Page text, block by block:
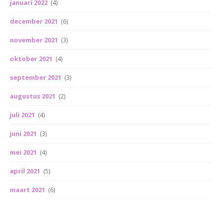
januari 2022 (4)
december 2021 (6)
november 2021 (3)
oktober 2021 (4)
september 2021 (3)
augustus 2021 (2)
juli 2021 (4)
juni 2021 (3)
mei 2021 (4)
april 2021 (5)
maart 2021 (6)